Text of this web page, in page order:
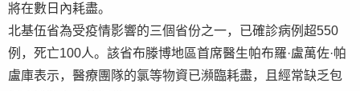
將在數日內耗盡。
北基伍省為受疫情影響的三個省份之一，已確診病例超550
例，死亡100人。該省布滕博地區首席醫生帕布羅·盧萬佐·帕
盧庫表示，醫療團隊的氯等物資已瀕臨耗盡，且經常缺乏包